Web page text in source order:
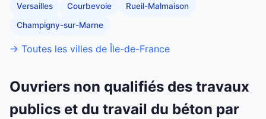
Versailles Courbevoie Rueil-Malmaison
Champigny-sur-Marne
→ Toutes les villes de Île-de-France
Ouvriers non qualifiés des travaux
publics et du travail du béton par